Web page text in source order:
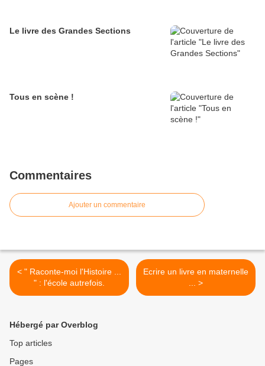
Le livre des Grandes Sections
Tous en scène !
Commentaires
Ajouter un commentaire
< " Raconte-moi l'Histoire ...
" : l'école autrefois.
Ecrire un livre en maternelle
... >
Hébergé par Overblog
Top articles
Pages